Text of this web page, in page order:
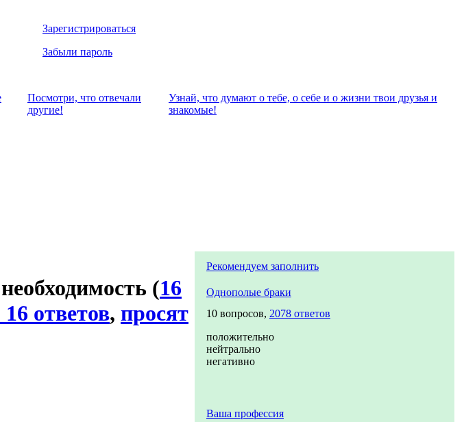
Зарегистрироваться
Забыли пароль
Посмотри, что отвeчали
другие!
Узнай, что думают о тебе, о себе и о жизни твои друзья и
знакомые!
(16
ответов, просят
Рекомендуем заполнить
Однополые браки
10 вопросов, 2078 ответов
положительно
нейтрально
негативно
Ваша профессия